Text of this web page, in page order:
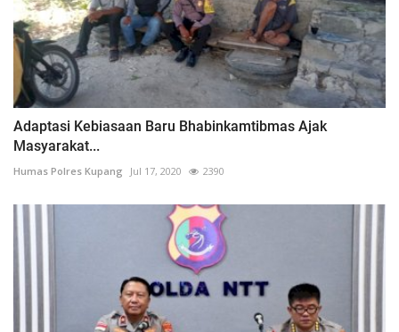
Adaptasi Kebiasaan Baru Bhabinkamtibmas Ajak
Masyarakat...
Humas Polres Kupang Jul 17, 2020 2390